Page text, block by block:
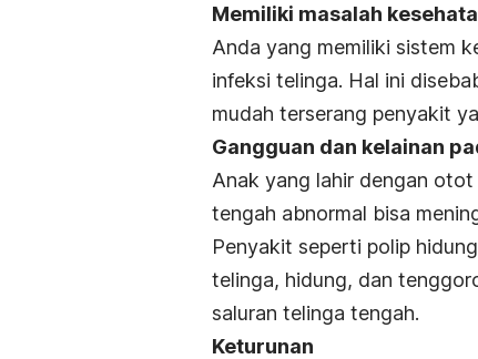
Memiliki masalah
Anda yang memiliki sistem
infeksi telinga. Hal ini
mudah terserang penyakit
Gangguan dan kelainan
Anak yang lahir dengan
tengah abnormal bisa
Penyakit seperti polip
telinga, hidung, dan
saluran telinga tengah.
Keturunan